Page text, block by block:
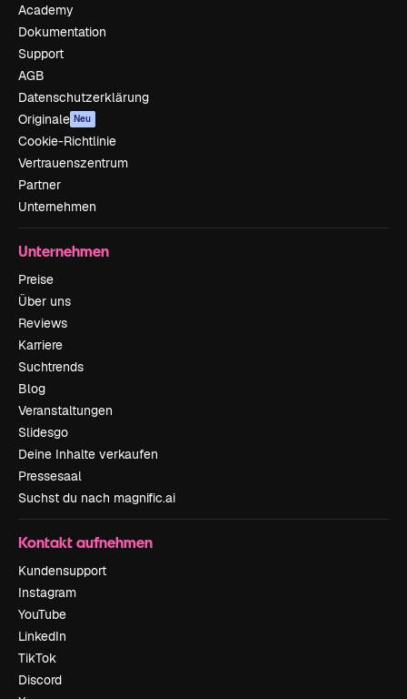
Academy
Dokumentation
Support
AGB
Datenschutzerklärung
Originale Neu
Cookie-Richtlinie
Vertrauenszentrum
Partner
Unternehmen
Unternehmen
Preise
Über uns
Reviews
Karriere
Suchtrends
Blog
Veranstaltungen
Slidesgo
Deine Inhalte verkaufen
Pressesaal
Suchst du nach magnific.ai
Kontakt aufnehmen
Kundensupport
Instagram
YouTube
LinkedIn
TikTok
Discord